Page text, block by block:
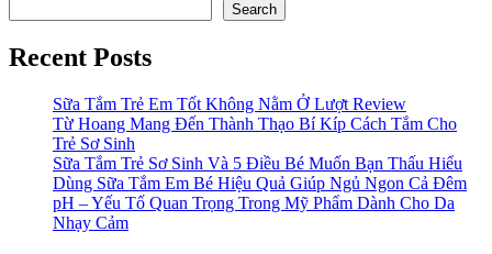
Search
Recent Posts
Sữa Tắm Trẻ Em Tốt Không Nằm Ở Lượt Review
Từ Hoang Mang Đến Thành Thạo Bí Kíp Cách Tắm Cho
Trẻ Sơ Sinh
Sữa Tắm Trẻ Sơ Sinh Và 5 Điều Bé Muốn Bạn Thấu Hiểu
Dùng Sữa Tắm Em Bé Hiệu Quả Giúp Ngủ Ngon Cả Đêm
pH – Yếu Tố Quan Trọng Trong Mỹ Phẩm Dành Cho Da
Nhạy Cảm